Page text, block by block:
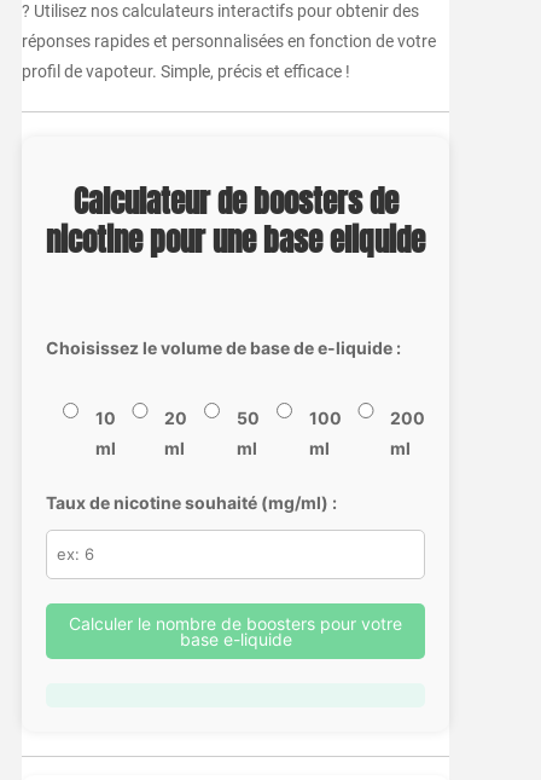
? Utilisez nos calculateurs interactifs pour obtenir des
réponses rapides et personnalisées en fonction de votre
profil de vapoteur. Simple, précis et efficace !
Calculateur de boosters de
nicotine pour une base eliquide
Choisissez le volume de base de e-liquide :
10
ml
20
ml
50
ml
100
ml
200
ml
Taux de nicotine souhaité (mg/ml) :
Calculer le nombre de boosters pour votre
base e-liquide